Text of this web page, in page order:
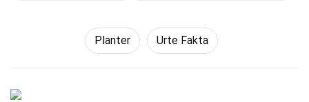
Planter Urte Fakta